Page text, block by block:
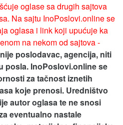
oglase sa drugih sajtova
Na sajtu InoPoslovi.online se
oglasa i link koji upućuje ka
na nekom od sajtova -
poslodavac, agencija, niti
posla. InoPoslovi.online se
za tačnost iznetih
koje prenosi. Uredništvo
autor oglasa te ne snosi
eventualno nastale